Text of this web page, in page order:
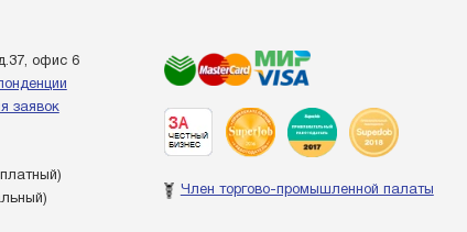
офис 6
заявок
Член торгово-промышленной палаты